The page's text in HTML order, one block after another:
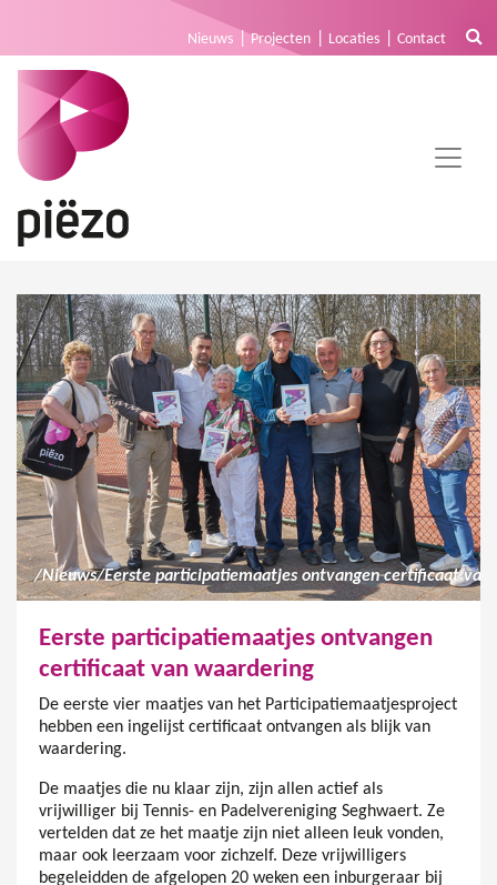
Nieuws Projecten Locaties Contact
/Nieuws/
Eerste participatiemaatjes ontvangen
certificaat van waardering
De eerste vier maatjes van het Participatiemaatjesproject
hebben een ingelijst certificaat ontvangen als blijk van
waardering.
De maatjes die nu klaar zijn, zijn allen actief als
vrijwilliger bij Tennis- en Padelvereniging Seghwaert. Ze
vertelden dat ze het maatje zijn niet alleen leuk vonden,
maar ook leerzaam voor zichzelf. Deze vrijwilligers
begeleidden de afgelopen 20 weken een inburgeraar bij